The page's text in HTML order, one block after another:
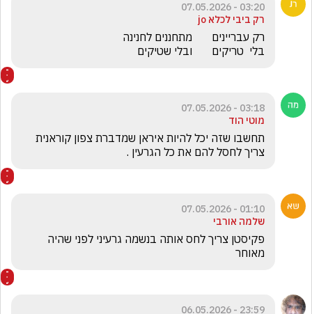
03:20 - 07.05.2026
רק ביבי לכלא jo
בלי  טריקים       ובלי שטיקים
03:18 - 07.05.2026
מוטי הוד
צריך לחסל להם את כל הגרעין .
01:10 - 07.05.2026
שלמה אורבי
מאוחר
23:59 - 06.05.2026